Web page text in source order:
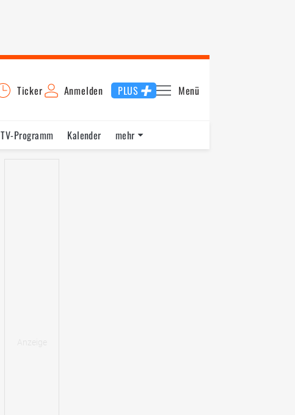
Ticker Anmelden PLUS Menü
TV-Programm
Kalender
mehr